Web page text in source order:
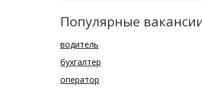
Популярные
водитель
бухгалтер
оператор